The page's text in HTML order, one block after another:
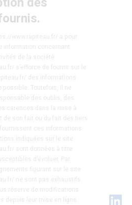
www.rapiteau.fr/ a pour
information concernant
de la société.
s’efforce de fournir sur le
des informations
Toutefois, il ne
des oublis, des
carences dans la mise à
de son fait ou du fait des tiers
ces informations.
indiquées sur le site
sont données à titre
d’évoluer. Par
figurant sur le site
ne sont pas exhaustifs.
réserve de modifications
depuis leur mise en ligne.